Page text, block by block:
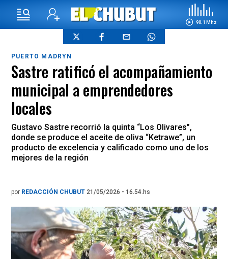
90.1 Mhz
PUERTO MADRYN
Sastre ratificó el acompañamiento
municipal a emprendedores
locales
Gustavo Sastre recorrió la quinta “Los Olivares”,
donde se produce el aceite de oliva “Ketrawe”, un
producto de excelencia y calificado como uno de los
mejores de la región
por REDACCIÓN CHUBUT 21/05/2026 - 16.54.hs